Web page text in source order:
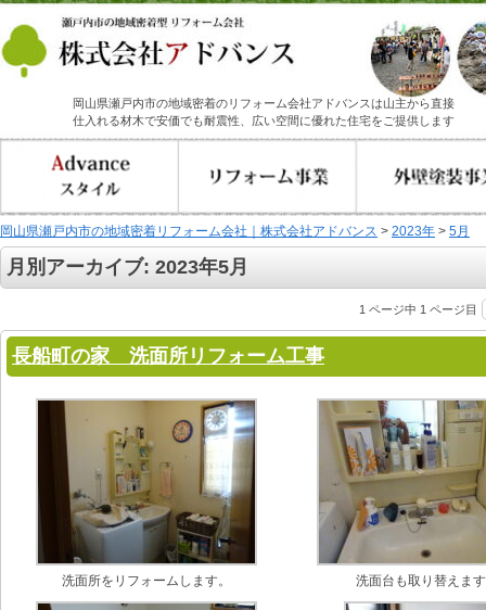
岡山県瀬戸内市の地域密着のリフォーム会社アドバンスは山主から直接
仕入れる材木で安価でも耐震性、広い空間に優れた住宅をご提供します
岡山県瀬戸内市の地域密着リフォーム会社｜株式会社アドバンス > 2023年 > 5月
月別アーカイブ: 2023年5月
1 ページ中 1 ページ目
長船町の家 洗面所リフォーム工事
洗面所をリフォームします。 洗面台も取り替えま